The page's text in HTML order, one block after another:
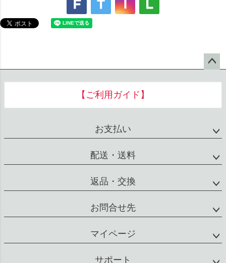
へ
【ご利用ガイド】
お支払い
配送・送料
返品・交換
お問合せ先
マイページ
サポート